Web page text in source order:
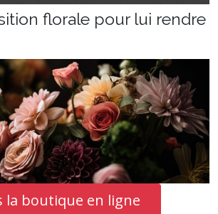
florale pour lui rendre
la boutique en ligne